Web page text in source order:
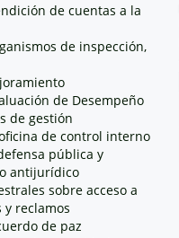
de cuentas a la
de inspección,
de Desempeño
de gestión
de control interno
pública y
antijurídico
sobre acceso a
reclamos
de paz